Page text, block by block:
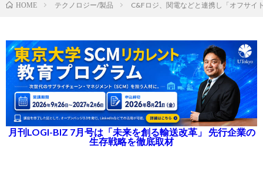
HOME テクノロジー/製品 C&Fロジ、関電などと連携し「オフサイ
月刊LOGI-BIZ 7月号は「未来を創る輸送改革」 先行企業の
生存戦略を徹底取材